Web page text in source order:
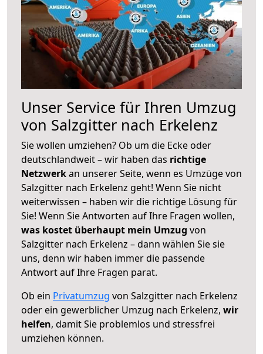
Unser Service für Ihren Umzug
von Salzgitter nach Erkelenz
Sie wollen umziehen? Ob um die Ecke oder
deutschlandweit – wir haben das richtige
Netzwerkan unserer Seite, wenn es Umzüge von
Salzgitter nach Erkelenz geht! Wenn Sie nicht
weiterwissen – haben wir die richtige Lösung für
Sie! Wenn Sie Antworten auf Ihre Fragen wollen,
was kostet überhaupt mein Umzug von
Salzgitter nach Erkelenz – dann wählen Sie sie
uns, denn wir haben immer die passende
Antwort auf Ihre Fragen parat.
Ob ein Privatumzug von Salzgitter nach Erkelenz
oder ein gewerblicher Umzug nach Erkelenz, wir
helfen, damit Sie problemlos und stressfrei
umziehen können.